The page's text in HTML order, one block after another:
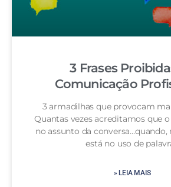
3 Frases
Comunicação
3 armadilhas que provocam
Quantas vezes acreditamos que
no assunto da conversa…quando,
está no uso de
» LEIA MAIS